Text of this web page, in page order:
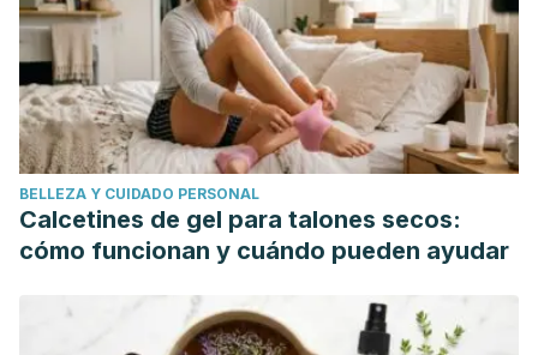
Fong, I. 1994.
The value of prophylactic (monthly)
crotimazole versus empiric self-treatment in recurrent
vaginal candidiasis. Genitorium Med. (70 pp).
Huber, H. P., & Nook, T. (1986). [Proof of the effectiveness
of a clotrimazole cream paste in acne vulgaris]. Zeitschrift
Fur Hautkrankheiten.
Sitka, U., & Weingartner, L. (1976). [Clotrimazol in the
treatment of candida infections in premature and newborn
children (author’s transl)]. Med Klin.
Medicina. 2014.Clotrimazol: Antibióticos. McGraw-Hill
BELLEZA Y CUIDADO PERSONAL
Calcetines de gel para talones secos:
cómo funcionan y cuándo pueden ayudar